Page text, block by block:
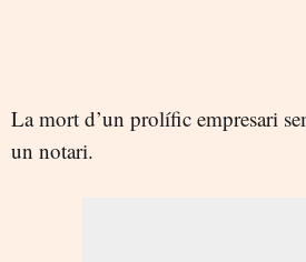
La mort d’un prolífic empresari
un notari.